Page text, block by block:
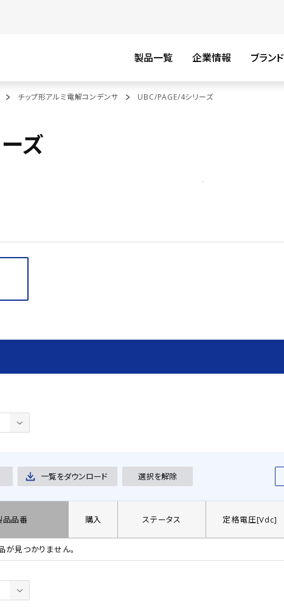
製品一覧 企業情報 ブランド
チップ形アルミ電解コンデンサ UBC/PAGE/4シリーズ
ズ
一覧をダウンロード 選択を解除
品品番 購入 ステータス 定格電圧[Vdc]
が見つかりません。